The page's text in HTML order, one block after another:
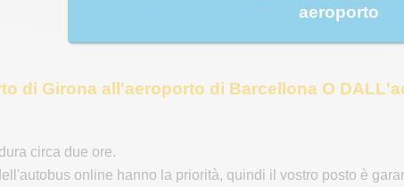
aeroporto
di Girona all'aeroporto di Barcellona O
circa due ore.
online hanno la priorità, quindi il vostro posto è